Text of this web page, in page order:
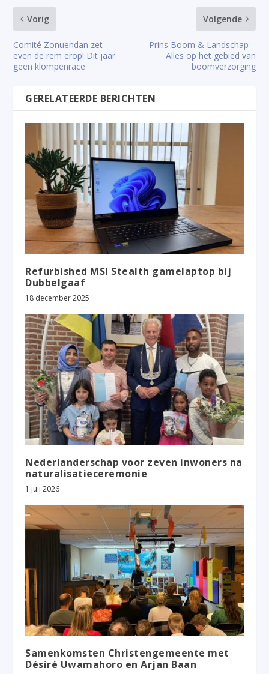
Vorig
Comité Zonuendan zet
even de rem erop! Dit jaar
geen klompenrace
Volgende
Prins Boom & Landschap –
Alles op het gebied van
boomverzorging
GERELATEERDE BERICHTEN
Refurbished MSI Stealth gamelaptop bij
Dubbelgaaf
18 december 2025
Nederlanderschap voor zeven inwoners na
naturalisatieceremonie
1 juli 2026
Samenkomsten Christengemeente met
Désiré Uwamahoro en Arjan Baan